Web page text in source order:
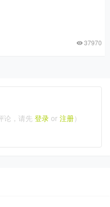
37970
论，请先 登录or 注册）